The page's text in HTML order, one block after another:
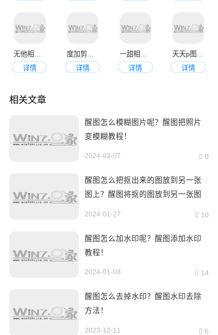
无他相机官网手机版
详情
度加剪辑官方版
详情
一甜相机app免费版
详情
天天p图美颜相机手机版
详情
相关文章
醒图怎么模糊图片呢？醒图把照片
变模糊教程！
2024-03-07 0
醒图怎么把抠出来的图放到另一张
图上？醒图将抠的图放到另一张图
2024-01-27 10
醒图怎么加水印呢？醒图添加水印
教程！
2024-01-03 14
醒图怎么去掉水印？醒图水印去除
方法！
2023-12-11 6